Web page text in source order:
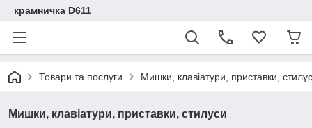
крамничка D611
Товари та послуги Мишки, клавіатури, приставки,
Мишки, клавіатури, приставки, стилуси